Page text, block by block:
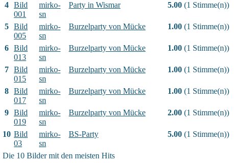
4 Bild
001
mirko-
sn
Party in Wismar 5.00 (1 Stimme(n))
5 Bild
005
mirko-
sn
Burzelparty von Mücke 1.00 (1 Stimme(n))
6 Bild
013
mirko-
sn
Burzelparty von Mücke 1.00 (1 Stimme(n))
7 Bild
015
mirko-
sn
Burzelparty von Mücke 1.00 (1 Stimme(n))
8 Bild
017
mirko-
sn
Burzelparty von Mücke 1.00 (1 Stimme(n))
9 Bild
019
mirko-
sn
Burzelparty von Mücke 2.00 (1 Stimme(n))
10 Bild
03
mirko-
sn
BS-Party 5.00 (1 Stimme(n))
Die 10 Bilder mit den meisten Hits